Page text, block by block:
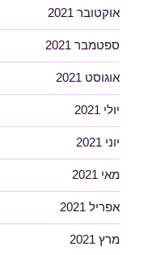
אוקטובר 2021
ספטמבר 2021
אוגוסט 2021
יולי 2021
יוני 2021
מאי 2021
אפריל 2021
מרץ 2021